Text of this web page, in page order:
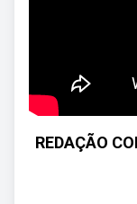
REDAÇÃO